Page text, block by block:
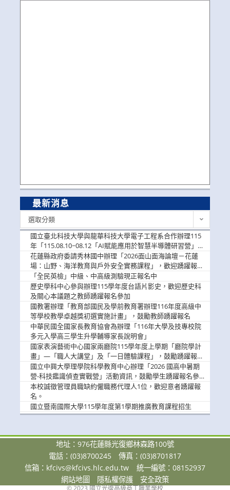
最新消息
選取分類
國立臺北科技大學與龍華科技大學電子工程系合作辦理115
年「115.08.10~08.12「AI賦能應用於智慧半導體研習營」，
歡迎學生踴躍報名參加
花蓮縣政府委請秀林國中辦理「2026面山面海論壇－花蓮
場：山野、海洋教育與戶外安全實務課程」，歡迎踴躍報名
參加
「全民英檢」中級、中高級測驗現正報名中
歷史學科中心參與辦理115學年度台語片影史，歡迎歷史科
及關心本議題之教師踴躍報名參加
國教署辦理「教育部國民及學前教育署辦理116年度高級中
等學校教學卓越獎初選實施計畫」，鼓勵教師踴躍報名
中華民國全國家長教育協會為辦理「116年大學及技專校院
多元入學高三學生升學輔導家長說明會」
國家表演藝術中心國家兩廳院115學年度上學期「廳院學計
畫」—「職人大講堂」及「一日體驗課程」，鼓勵踴躍報名
參與。
國立中興大學理學院科學教育中心辦理「2026 國高中暑期
營-科技鑑識偵查實戰營」活動資訊，鼓勵學生踴躍報名參
加。
本校誠徵管理員職缺約僱職務代理人1位，歡迎意者踴躍報
名。
國立暨南國際大學115學年度第1學期推廣教育課程招生
地址：976花蓮縣光復鄉林森路100號
電話：(03)8700245
傳真：(03)8701817
信箱： kfcivs@kfcivs.hlc.edu.tw
統一編號：08152937
網站地圖
隱私權保護 安全政策
© 2023 國立光復高級商工職業學校